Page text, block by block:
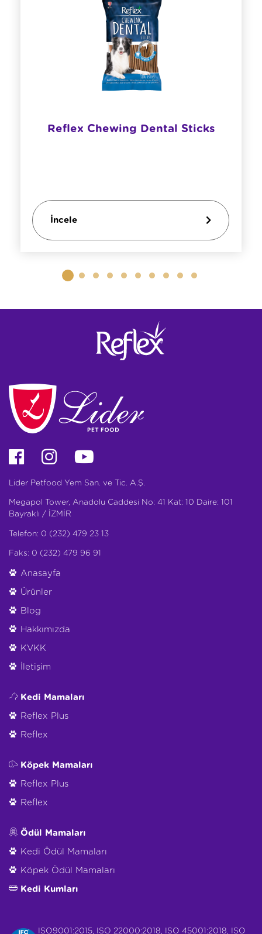
Reflex Chewing Dental Sticks
İncele
Lider Petfood Yem San. ve Tic. A.Ş.
Megapol Tower, Anadolu Caddesi No: 41 Kat: 10 Daire: 101
Bayraklı / İZMİR
Telefon: 0 (232) 479 23 13
Faks: 0 (232) 479 96 91
Anasayfa
Ürünler
Blog
Hakkımızda
KVKK
İletişim
Kedi Mamaları
Reflex Plus
Reflex
Köpek Mamaları
Reflex Plus
Reflex
Ödül Mamaları
Kedi Ödül Mamaları
Köpek Ödül Mamaları
Kedi Kumları
ISO9001:2015, ISO 22000:2018, ISO 45001:2018, ISO